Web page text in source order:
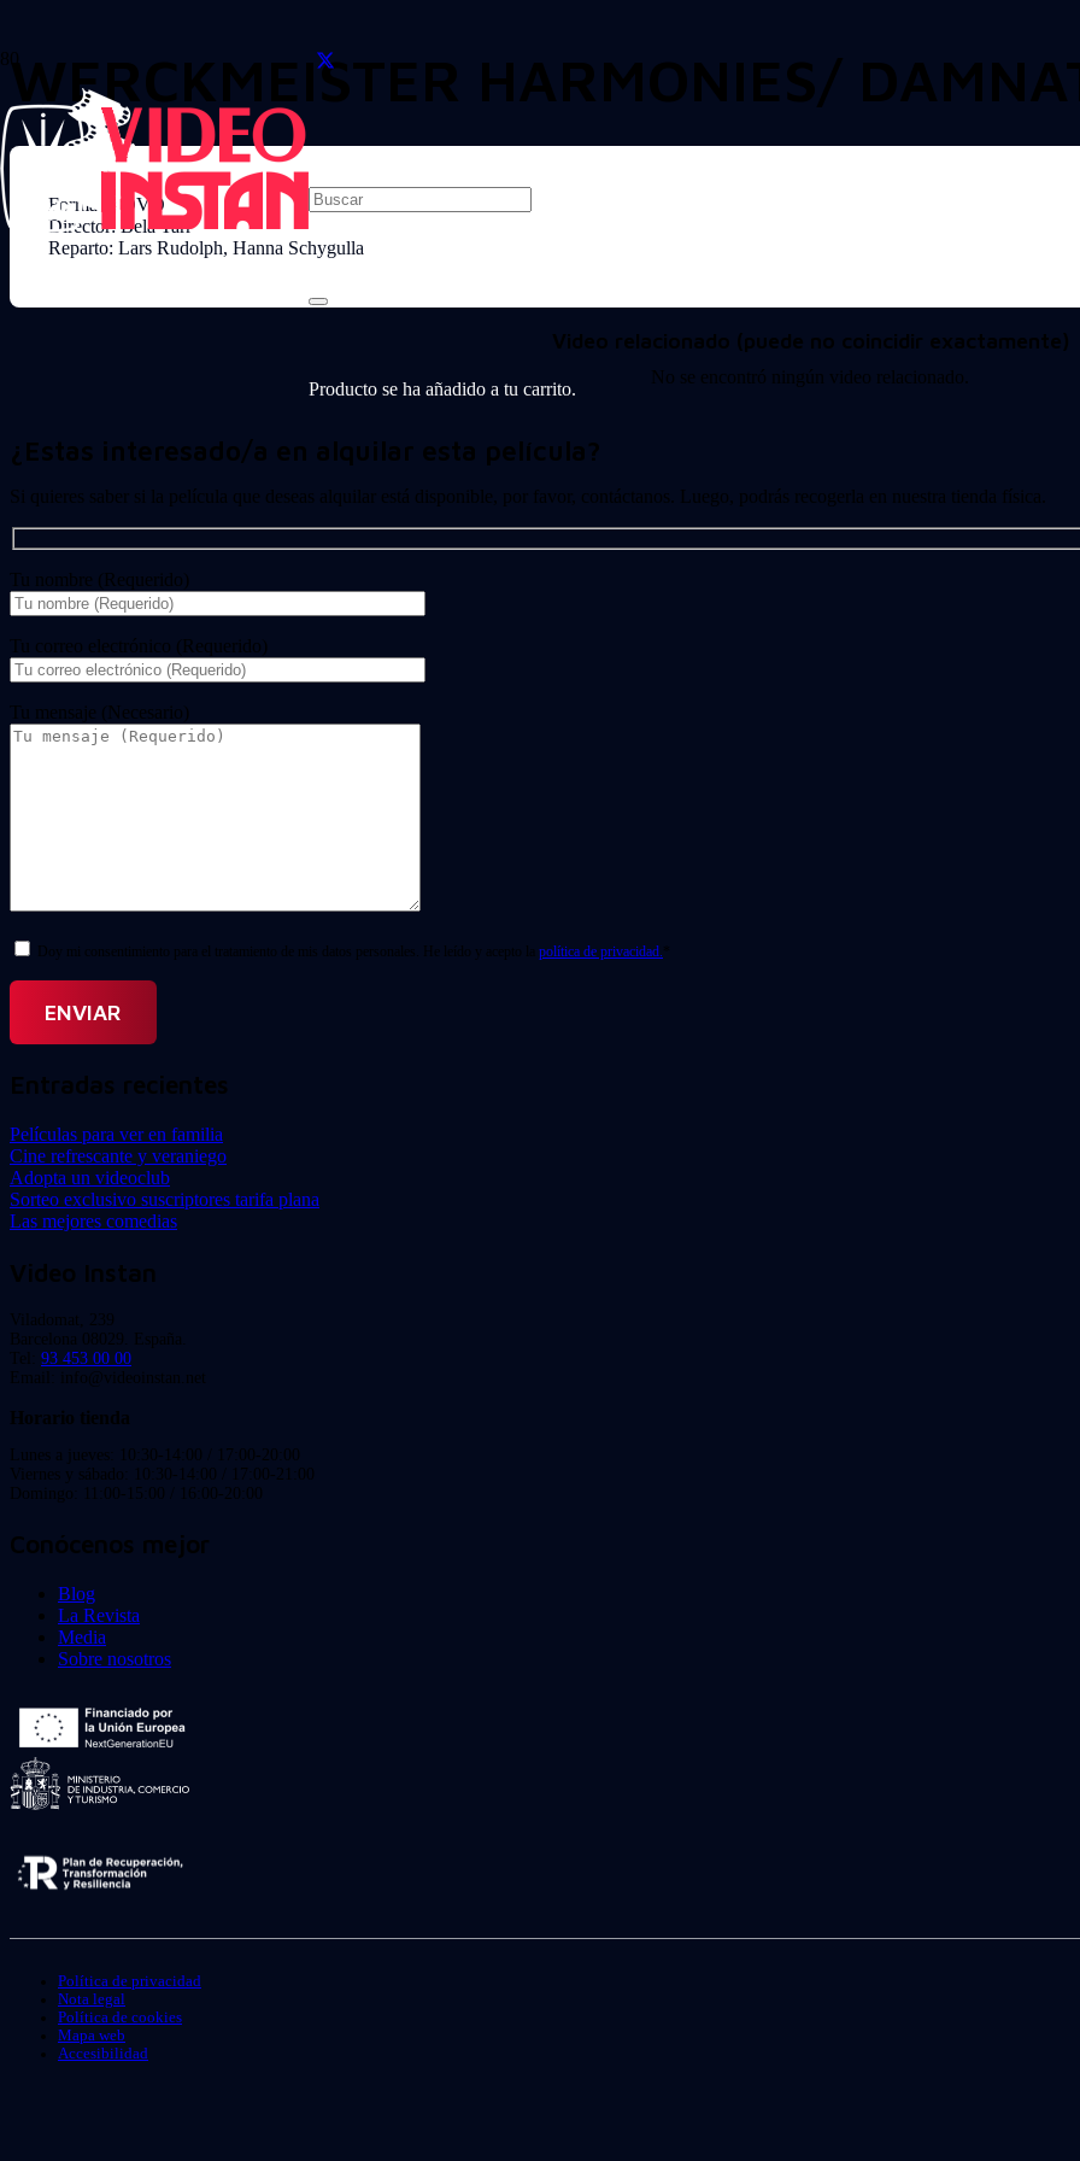
Producto se ha añadido a tu carrito.
WERCKMEISTER HARMONIES/
Formato: DVD
Director: Bela Tarr
Reparto: Lars Rudolph, Hanna Schygulla
Video relacionado (puede no coincidir exactamente)
No se encontró ningún video relacionado.
¿Estas interesado/a en alquilar esta película?
Si quieres saber si la película que deseas alquilar está disponible, por favor, contáctanos. Luego, podrás recogerla en nuestra tienda física.
Tu nombre (Requerido)
Tu correo electrónico (Requerido)
Tu mensaje (Necesario)
Doy mi consentimiento para el tratamiento de mis datos personales. He leído y acepto la política de privacidad. *
Entradas recientes
Películas para ver en familia
Cine refrescante y veraniego
Adopta un videoclub
Sorteo exclusivo suscriptores tarifa plana
Las mejores comedias
Video Instan
Viladomat, 239
Barcelona 08029. España.
Tel: 93 453 00 00
Email: info@videoinstan.net
Horario tienda
Lunes a jueves: 10:30-14:00 / 17:00-20:00
Viernes y sábado: 10:30-14:00 / 17:00-21:00
Domingo: 11:00-15:00 / 16:00-20:00
Conócenos mejor
Blog
La Revista
Media
Sobre nosotros
Política de privacidad
Nota legal
Política de cookies
Mapa web
Accesibilidad